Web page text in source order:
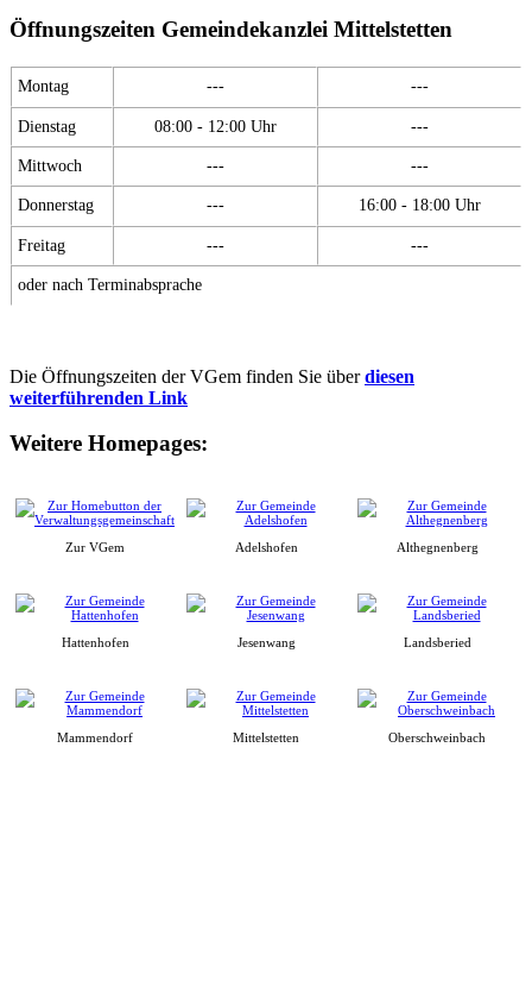
Öffnungszeiten Gemeindekanzlei Mittelstetten
Montag --- ---
Dienstag 08:00 - 12:00 Uhr ---
Mittwoch --- ---
Donnerstag --- 16:00 - 18:00 Uhr
Freitag --- ---
oder nach Terminabsprache
Die Öffnungszeiten der VGem finden Sie überdiesen
weiterführenden Link
Weitere Homepages:
Zur VGem Adelshofen Althegnenberg
Hattenhofen Jesenwang Landsberied
Mammendorf Mittelstetten Oberschweinbach